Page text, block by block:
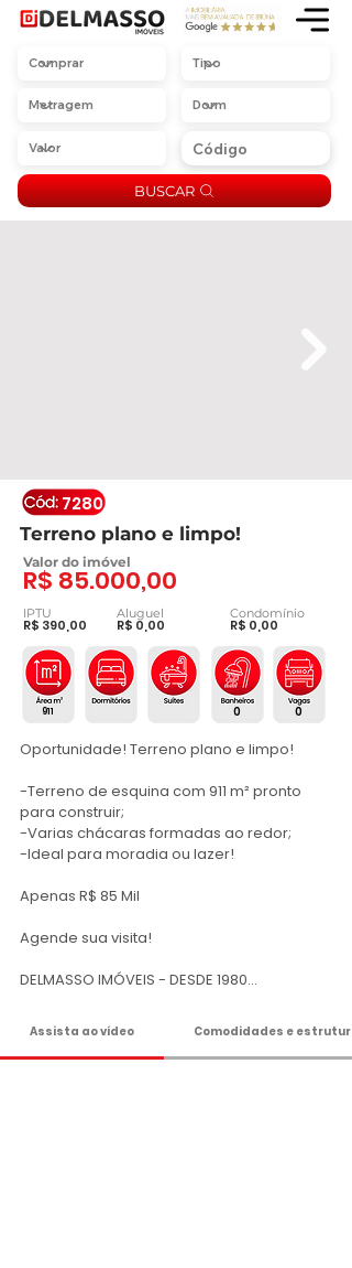
BUSCAR
7280
Terreno plano e limpo!
Valor do imóvel
R$ 85.000,00
IPTU
R$ 390,00
Aluguel
R$ 0,00
Condomínio
R$ 0,00
0 0
911
Oportunidade! Terreno plano e limpo!
-Terreno de esquina com 911 m² pronto
para construir;
-Varias chácaras formadas ao redor;
-Ideal para moradia ou lazer!
Apenas R$ 85 Mil
Agende sua visita!
DELMASSO IMÓVEIS - DESDE 1980
WhatsApp: 15 98178-0158
www.delmassoimoveis.com.br
Assista ao vídeo Comodidades e estrutura